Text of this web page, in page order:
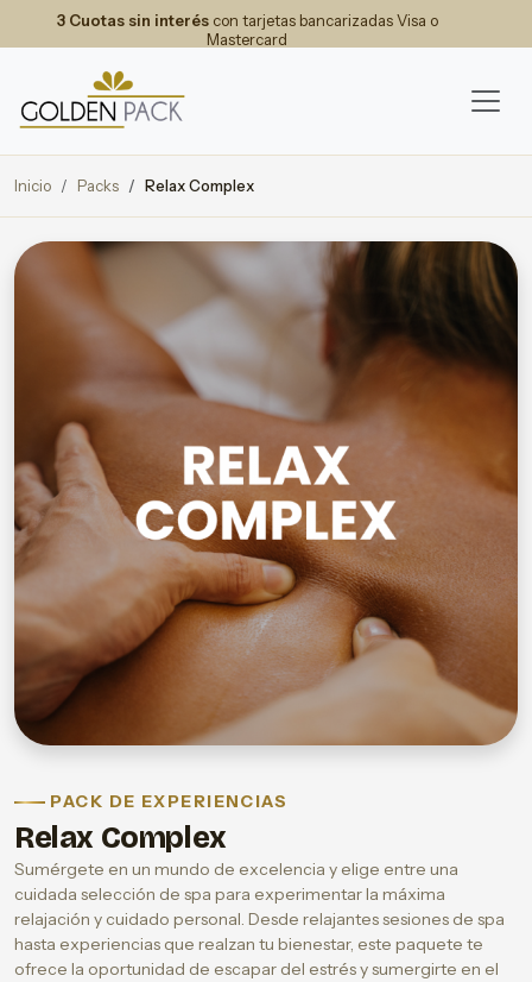
3 Cuotas sin interéscon tarjetas bancarizadas Visa o
Mastercard
Inicio Packs Relax Complex
PACK DE EXPERIENCIAS
Relax Complex
Sumérgete en un mundo de excelencia y elige entre una
cuidada selección de spa para experimentar la máxima
relajación y cuidado personal. Desde relajantes sesiones de spa
hasta experiencias que realzan tu bienestar, este paquete te
ofrece la oportunidad de escapar del estrés y sumergirte en el